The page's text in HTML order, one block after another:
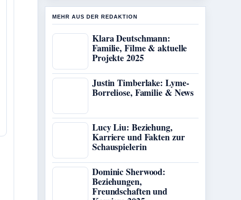
MEHR AUS DER REDAKTION
Klara Deutschmann:
Familie, Filme & aktuelle
Projekte 2025
Justin Timberlake: Lyme-
Borreliose, Familie & News
Lucy Liu: Beziehung,
Karriere und Fakten zur
Schauspielerin
Dominic Sherwood:
Beziehungen,
Freundschaften und